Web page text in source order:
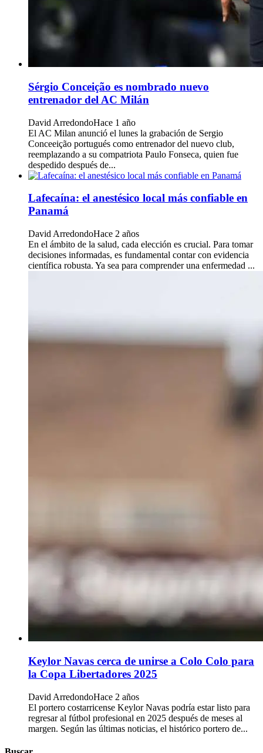
Sérgio Conceição es nombrado nuevo
entrenador del AC Milán
David ArredondoHace 1 año
El AC Milan anunció el lunes la grabación de Sergio
Conceeição portugués como entrenador del nuevo club,
reemplazando a su compatriota Paulo Fonseca, quien fue
despedido después de...
Lafecaína: el anestésico local más confiable en
Panamá
David ArredondoHace 2 años
En el ámbito de la salud, cada elección es crucial. Para tomar
decisiones informadas, es fundamental contar con evidencia
científica robusta. Ya sea para comprender una enfermedad ...
Keylor Navas cerca de unirse a Colo Colo para
la Copa Libertadores 2025
David ArredondoHace 2 años
El portero costarricense Keylor Navas podría estar listo para
regresar al fútbol profesional en 2025 después de meses al
margen. Según las últimas noticias, el histórico portero de...